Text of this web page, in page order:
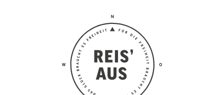
Reis' aus –
Reiseblog